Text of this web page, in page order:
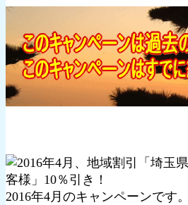
2016年4月のキャンペーンです。